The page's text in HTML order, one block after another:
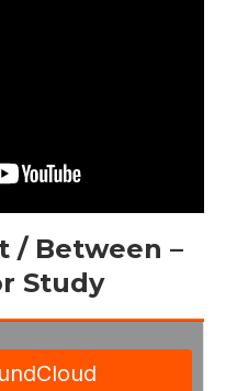
/ Between –
Study